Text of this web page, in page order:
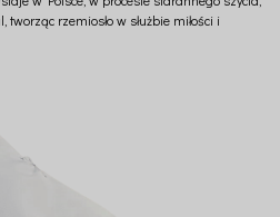
rzemiosło w służbie miłości i